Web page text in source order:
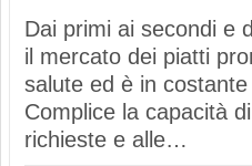
Dai primi ai secondi e
il mercato dei piatti
salute ed è in
Complice la capacità
richieste e alle…